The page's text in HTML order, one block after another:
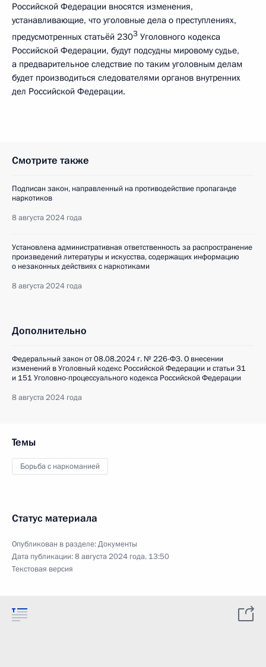
Российской Федерации вносятся изменения,
устанавливающие, что уголовные дела о преступлениях,
предусмотренных статьёй 2303 Уголовного кодекса
Российской Федерации, будут подсудны мировому судье,
а предварительное следствие по таким уголовным делам
будет производиться следователями органов внутренних
дел Российской Федерации.
Смотрите также
Подписан закон, направленный на противодействие пропаганде
наркотиков
8 августа 2024 года
Установлена административная ответственность за распространение
произведений литературы и искусства, содержащих информацию
о незаконных действиях с наркотиками
8 августа 2024 года
Дополнительно
Федеральный закон от 08.08.2024 г. № 226-ФЗ. О внесении
изменений в Уголовный кодекс Российской Федерации и статьи 31
и 151 Уголовно-процессуального кодекса Российской Федерации
8 августа 2024 года
Темы
Борьба с наркоманией
Статус материала
Опубликован в разделе:Документы
Дата публикации:8 августа 2024 года, 13:50
Текстовая версия